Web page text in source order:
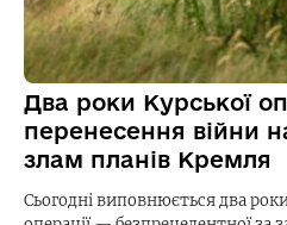
Два роки Курської
перенесення війни
злам планів Кремля
Сьогодні виповнюється два